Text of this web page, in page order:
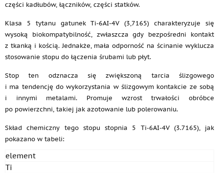
części kadłubów, łączników, części statków.
Klasa 5 tytanu gatunek Ti-6AI-4V (3,7165) charakteryzuje się
wysoką biokompatybilność, zwłaszcza gdy bezpośredni kontakt
z tkanką i kością. Jednakże, mała odporność na ścinanie wyklucza
stosowanie stopu do łączenia śrubami lub płyt.
Stop ten odznacza się zwiększoną tarcia ślizgowego
i ma tendencję do wykorzystania w ślizgowym kontakcie ze sobą
i innymi metalami. Promuje wzrost trwałości obróbce
po powierzchni, takiej jak azotowanie lub polerowaniu.
Skład chemiczny tego stopu stopnia 5 Ti-6AI-4V (3.7165), jak
pokazano w tabeli:
element
Ti